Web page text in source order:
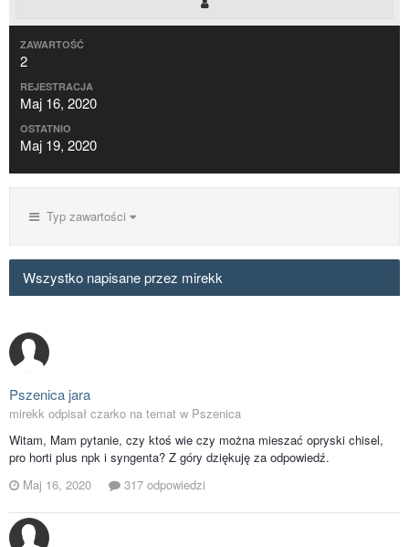
ZAWARTOŚĆ
2
REJESTRACJA
Maj 16, 2020
OSTATNIO
Maj 19, 2020
Typ zawartości
Wszystko napisane przez mirekk
Pszenica jara
mirekk odpisał czarko na temat w Pszenica
Witam, Mam pytanie, czy ktoś wie czy można mieszać opryski chisel,
pro horti plus npk i syngenta? Z góry dziękuję za odpowiedź.
Maj 16, 2020
317 odpowiedzi